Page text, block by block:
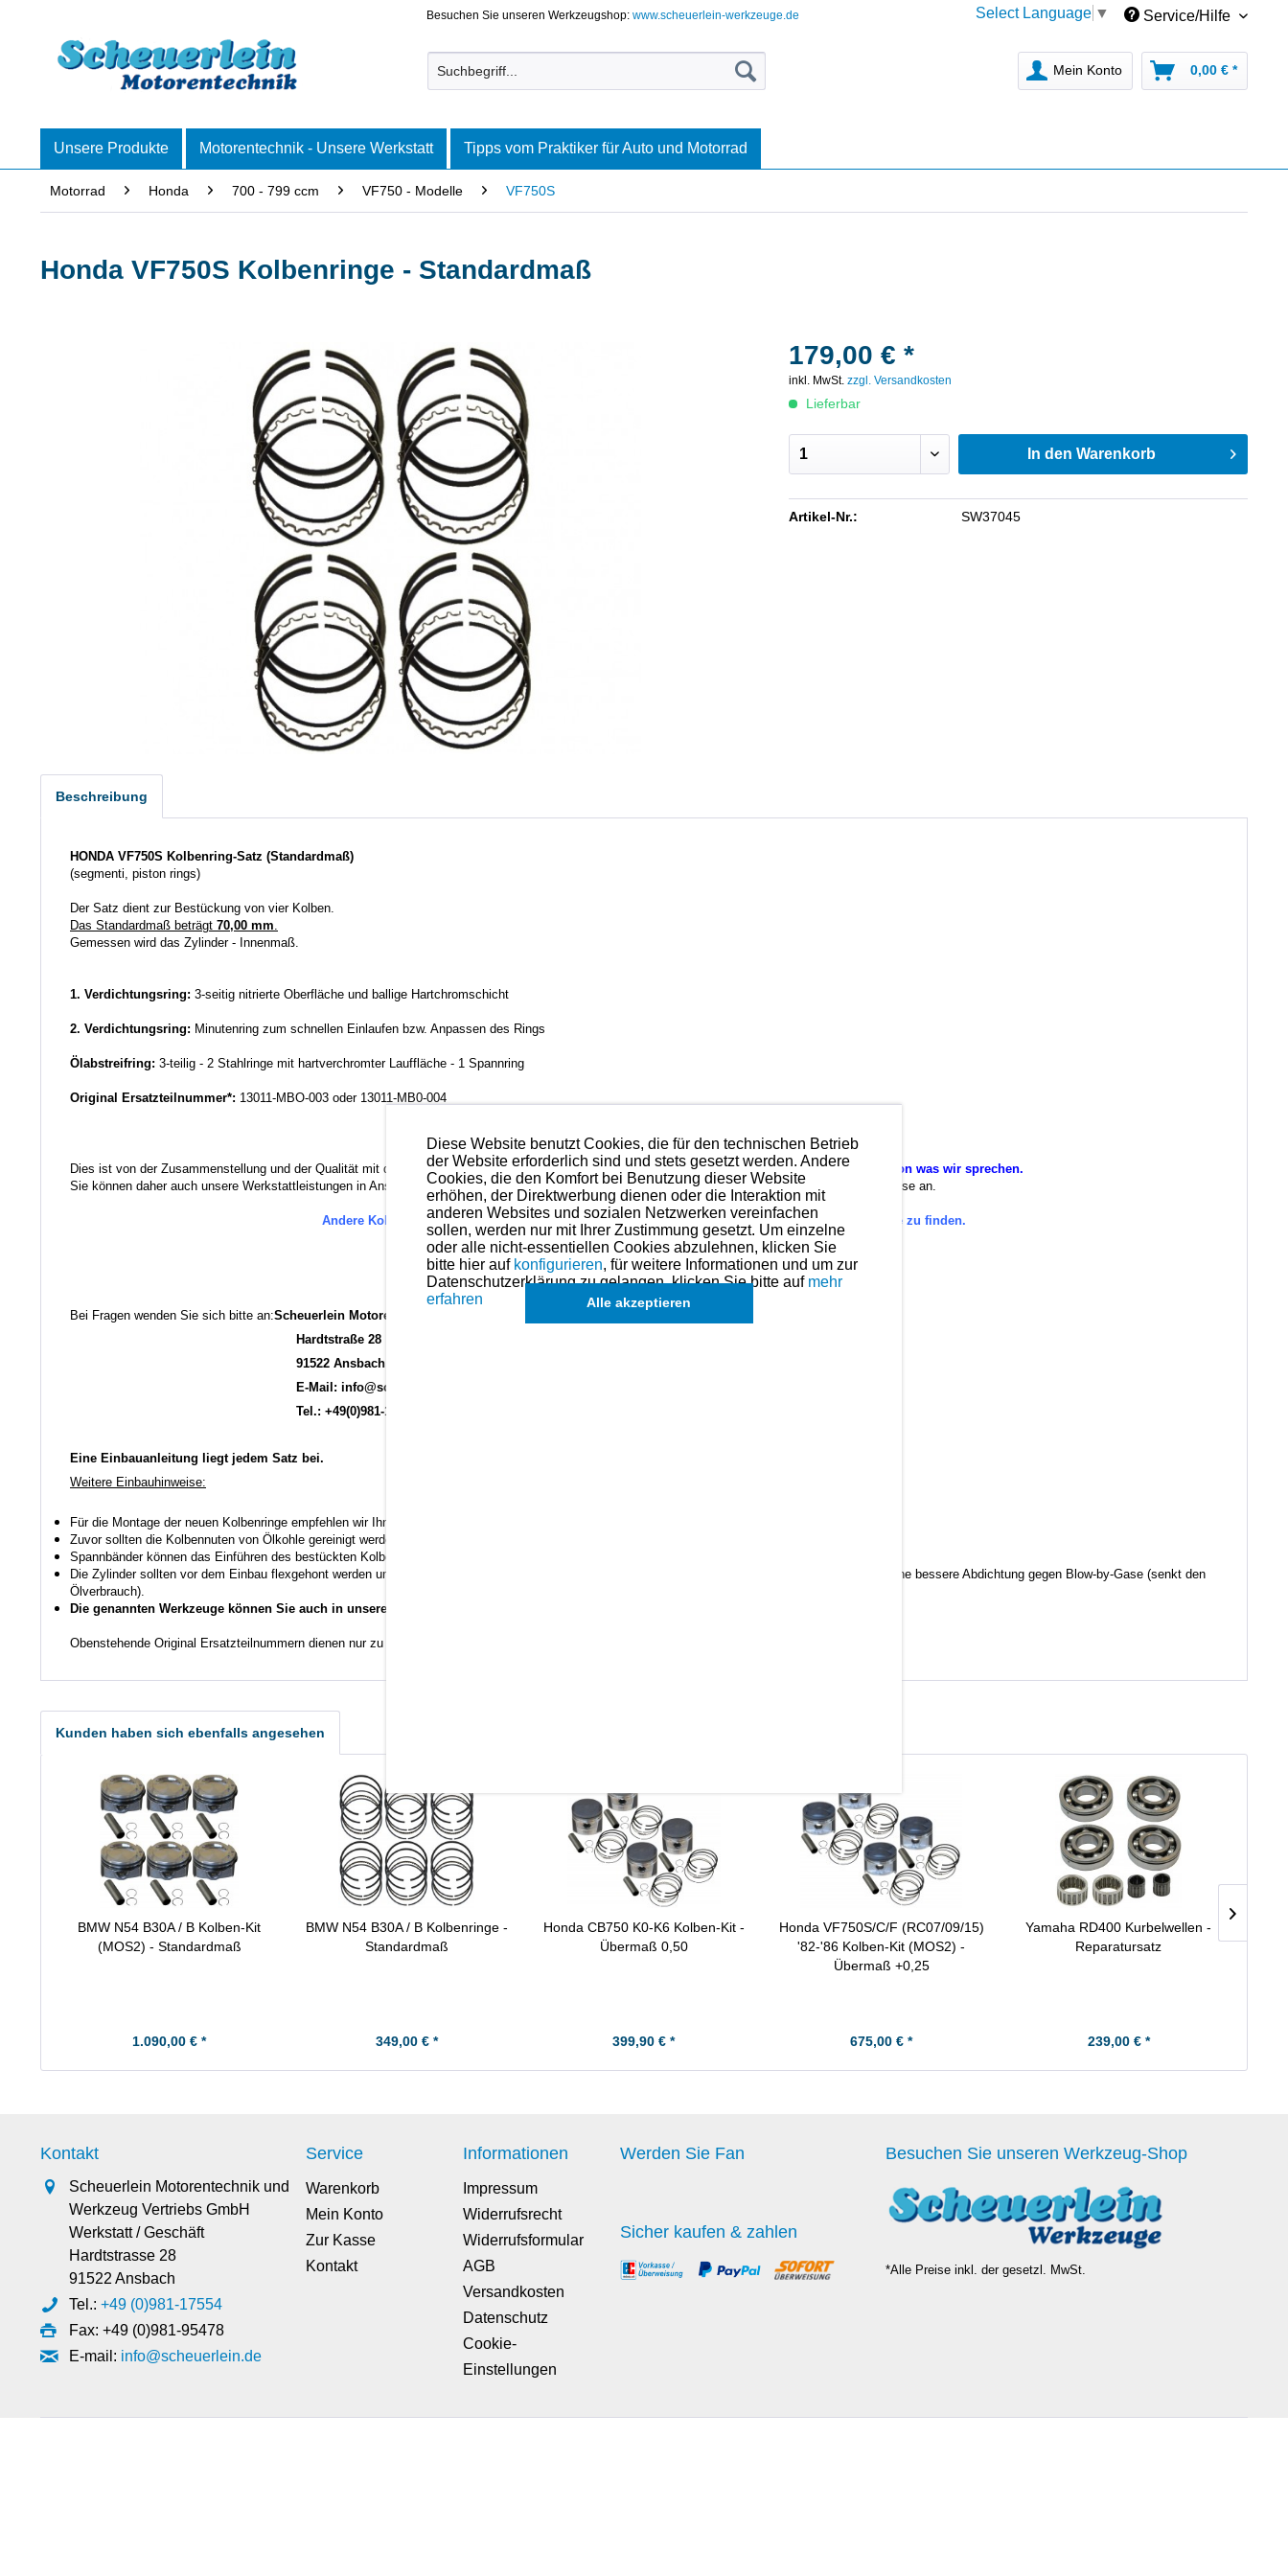
Besuchen Sie unseren Werkzeugshop:www.scheuerlein-werkzeuge.de Select Language ▼ Service/Hilfe
Mein Konto 0,00 € *
Unsere Produkte Motorentechnik - Unsere Werkstatt Tipps vom Praktiker für Auto und Motorrad
Motorrad Honda 700 - 799 ccm VF750 - Modelle VF750S
Honda VF750S Kolbenringe - Standardmaß
179,00 € *
inkl. MwSt.zzgl. Versandkosten
Lieferbar
In den Warenkorb
Artikel-Nr.: SW37045
Beschreibung
HONDA VF750S Kolbenring-Satz (Standardmaß)
(segmenti, piston rings)
Der Satz dient zur Bestückung von vier Kolben.
Das Standardmaß beträgt 70,00 mm.
Gemessen wird das Zylinder - Innenmaß.
1. Verdichtungsring: 3-seitig nitrierte Oberfläche und ballige Hartchromschicht
2. Verdichtungsring: Minutenring zum schnellen Einlaufen bzw. Anpassen des Rings
Ölabstreifring: 3-teilig - 2 Stahlringe mit hartverchromter Lauffläche - 1 Spannring
Original Ersatzteilnummer*: 13011-MBO-003 oder 13011-MB0-004
Dies ist von der Zusammenstellung und der Qualität mit das Beste was es im Bereich der Kolbenringe gibt.Als Motoreninstandsetzer wissen wir von was wir sprechen.
Sie können daher auch unsere Werkstattleistungen in Anspruch nehmen. Preise hierzu finden Sie in der Kategorien-Übersicht links oder fragen Sie diese an.
Andere Kolbenringmaße für dieses Modell sind (falls vorhanden) in der übergeordneten Kategorie zu finden.
Es können in Ausnahmefällen auch
einzelne Ringeangefragt werden.
Bei Fragen wenden Sie sich bitte an:Scheuerlein Motorentechnik
Hardtstraße 28
91522 Ansbach
E-Mail: info@scheuerlein.de
Tel.: +49(0)981-17554
Eine Einbauanleitung liegt jedem Satz bei.
Weitere Einbauhinweise:
Für die Montage der neuen Kolbenringe empfehlen wir Ihnen eine Kolbenringzange zu verwenden.
Zuvor sollten die Kolbennuten von Ölkohle gereinigt werden auch hierfür gibt es ein Werkzeug.
Spannbänder können das Einführen des bestückten Kolbens in den Zylinder erleichtern.
Die Zylinder sollten vor dem Einbau flexgehont werden um den Kreuzschliff wieder einzubringen. Dies ermöglicht eine bessere Ölhaftung und somit eine bessere Abdichtung gegen Blow-by-Gase (senkt den
Ölverbrauch).
Die genannten Werkzeuge können Sie auch in unserem Shop finden.
Obenstehende Original Ersatzteilnummern dienen nur zu Vergleichszwecken.
Kunden haben sich ebenfalls angesehen
BMW N54 B30A / B Kolben-Kit
(MOS2) - Standardmaß
1.090,00 € *
BMW N54 B30A / B Kolbenringe -
Standardmaß
349,00 € *
Honda CB750 K0-K6 Kolben-Kit -
Übermaß 0,50
399,90 € *
Honda VF750S/C/F (RC07/09/15)
'82-'86 Kolben-Kit (MOS2) -
Übermaß +0,25
675,00 € *
Yamaha RD400 Kurbelwellen -
Reparatursatz
239,00 € *
Kontakt
Scheuerlein Motorentechnik und
Werkzeug Vertriebs GmbH
Werkstatt / Geschäft
Hardtstrasse 28
91522 Ansbach
Tel.: +49 (0)981-17554
Fax: +49 (0)981-95478
E-mail: info@scheuerlein.de
Service
Warenkorb
Mein Konto
Zur Kasse
Kontakt
Informationen
Impressum
Widerrufsrecht
Widerrufsformular
AGB
Versandkosten
Datenschutz
Cookie-
Einstellungen
Werden Sie Fan
Sicher kaufen & zahlen
Besuchen Sie unseren Werkzeug-Shop
*Alle Preise inkl. der gesetzl. MwSt.
Diese Website benutzt Cookies, die für den technischen Betrieb
der Website erforderlich sind und stets gesetzt werden. Andere
Cookies, die den Komfort bei Benutzung dieser Website
erhöhen, der Direktwerbung dienen oder die Interaktion mit
anderen Websites und sozialen Netzwerken vereinfachen
sollen, werden nur mit Ihrer Zustimmung gesetzt. Um einzelne
oder alle nicht-essentiellen Cookies abzulehnen, klicken Sie
bitte hier auf konfigurieren, für weitere Informationen und um zur
Datenschutzerklärung zu gelangen, klicken Sie bitte auf mehr
erfahren
Alle akzeptieren